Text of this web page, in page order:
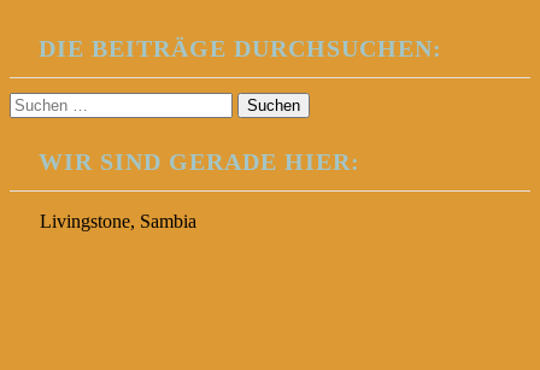
DIE BEITRÄGE DURCHSUCHEN:
Suchen
nach:
WIR SIND GERADE HIER:
Livingstone, Sambia